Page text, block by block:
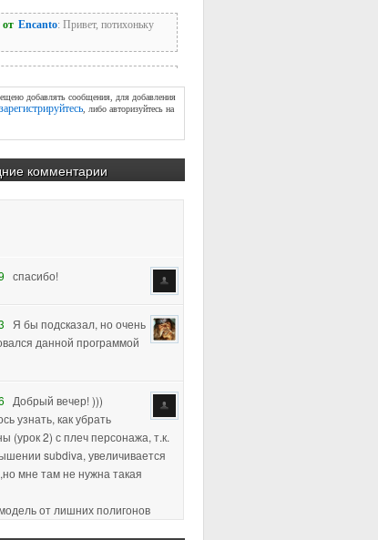
добавлять сообщения, для добавления
зарегистрируйтесь , либо авторизуйтесь на
комментарии
данной программой
Добрый вечер! )))
узнать, как убрать
(урок 2) с плеч персонажа, т.к.
subdiva, увеличивается
мне там не нужна такая
от лишних полигонов
моему так называется)
за ответ )